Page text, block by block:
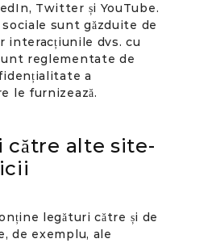
Twitter și YouTube.
sunt găzduite de
interacțiunile dvs. cu
reglementate de
a
le furnizează.
către alte site-
legături către și de
de exemplu, ale